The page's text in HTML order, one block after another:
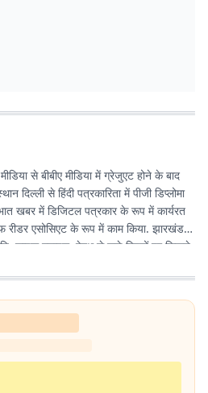
से बीबीए मीडिया में ग्रेजुएट होने के बाद
दिल्ली से हिंदी पत्रकारिता में पीजी डिप्लोमा
खबर में डिजिटल पत्रकार के रूप में कार्यरत
एसोसिएट के रूप में काम किया. झारखंड के
लाइफ स्टाइल, हेल्थ से जुड़े विषयों पर लिखने
अधिक समय से झारखंड डेस्क पर काम कर रहा
में भी काम किया हूं. इसके अलावा स्पोर्ट्स